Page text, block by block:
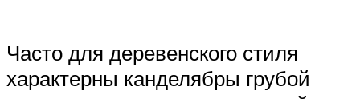
Часто для деревенского стиля
характерны канделябры грубой